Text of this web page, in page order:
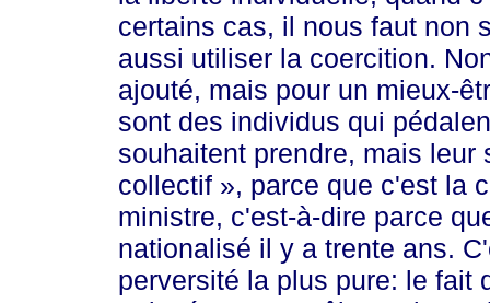
certains cas, il nous faut non
aussi utiliser la coercition.
ajouté, mais pour un mieux-
sont des individus qui
souhaitent prendre, mais
collectif », parce que c'est la
ministre, c'est-à-dire parce
nationalisé il y a trente ans.
perversité la plus pure: le fait